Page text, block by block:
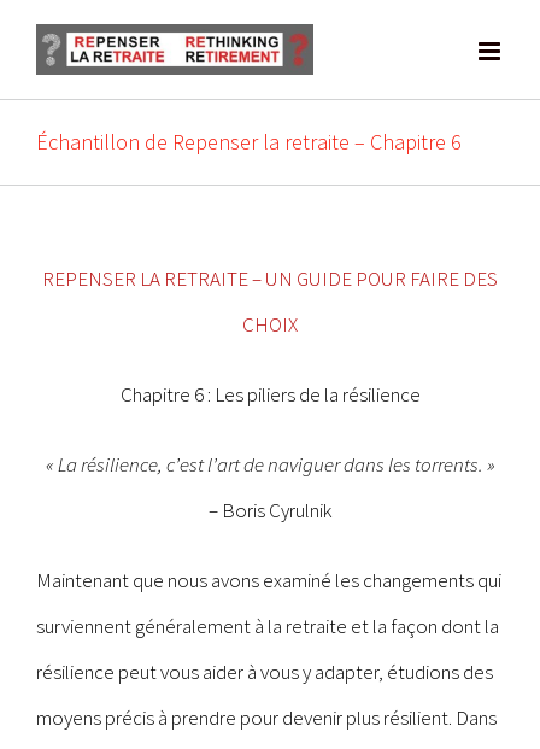
Échantillon de Repenser la retraite – Chapitre 6
REPENSER LA RETRAITE – UN GUIDE POUR FAIRE DES
CHOIX
Chapitre 6 : Les piliers de la résilience
« La résilience, c’est l’art de naviguer dans les torrents. »
– Boris Cyrulnik
Maintenant que nous avons examiné les changements qui
surviennent généralement à la retraite et la façon dont la
résilience peut vous aider à vous y adapter, étudions des
moyens précis à prendre pour devenir plus résilient. Dans